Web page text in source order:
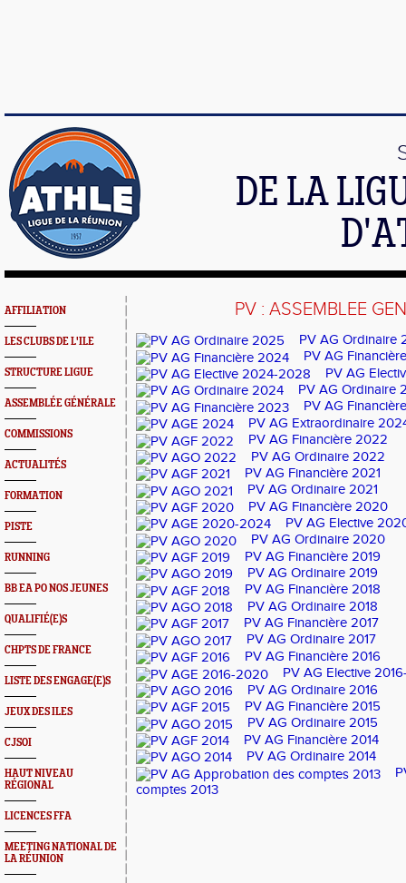
DE LA
AFFILIATION
LES CLUBS DE L'ILE
STRUCTURE LIGUE
ASSEMBLÉE GÉNÉRALE
COMMISSIONS
ACTUALITÉS
FORMATION
PISTE
RUNNING
BB EA PO NOS JEUNES
QUALIFIÉ(E)S
CHPTS DE FRANCE
LISTE DES ENGAGE(E)S
JEUX DES ILES
CJSOI
HAUT NIVEAU
RÉGIONAL
LICENCES FFA
MEETING NATIONAL DE
LA RÉUNION
PV : ASSEMBLEE
PV AG Ordinaire
PV AG
PV AG
PV AG Ordinaire
PV AG
PV AG Extraordinaire
PV AG Financière 2022
PV AG Ordinaire 2022
PV AG Financière 2021
PV AG Ordinaire 2021
PV AG Financière 2020
PV AG Elective
PV AG Ordinaire 2020
PV AG Financière 2019
PV AG Ordinaire 2019
PV AG Financière 2018
PV AG Ordinaire 2018
PV AG Financière 2017
PV AG Ordinaire 2017
PV AG Financière 2016
PV AG Elective
PV AG Ordinaire 2016
PV AG Financière 2015
PV AG Ordinaire 2015
PV AG Financière 2014
PV AG Ordinaire 2014
comptes 2013